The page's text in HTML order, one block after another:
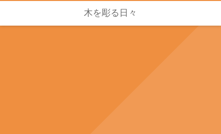
木を彫る日々